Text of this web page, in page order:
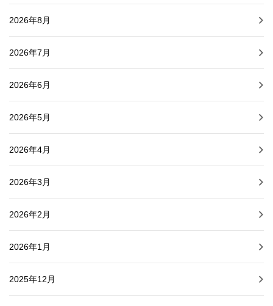
2026年8月
2026年7月
2026年6月
2026年5月
2026年4月
2026年3月
2026年2月
2026年1月
2025年12月